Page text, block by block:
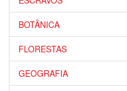
BOTÂNICA
FLORESTAS
GEOGRAFIA